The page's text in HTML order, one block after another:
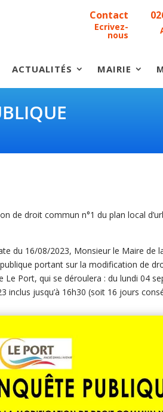
Contact
Ecrivez-
nous
ACTUALITÉS MAIRIE
de droit commun n°1 du plan local
du 16/08/2023, Monsieur le Maire de
portant sur la modification de
Le Port, qui se déroulera : du lundi 04
inclus jusqu’à 16h30 (soit 16 jours